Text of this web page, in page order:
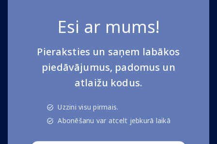
Esi ar mums!
Pieraksties un saņem labākos
piedāvājumus, padomus un
atlaižu kodus.
Uzzini visu pirmais.
Abonēšanu var atcelt jebkurā laikā